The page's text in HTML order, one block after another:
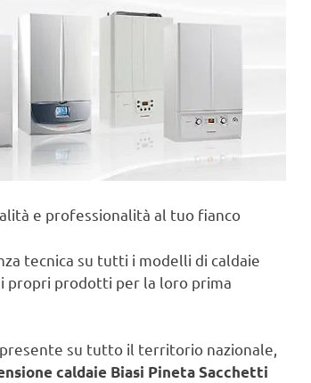
e professionalità al tuo fianco
tecnica su tutti i modelli di caldaie
propri prodotti per la loro prima
su tutto il territorio nazionale,
caldaie Biasi Pineta Sacchetti